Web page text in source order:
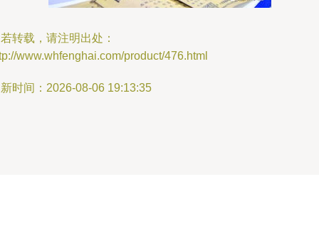
转载，请注明出处：
www.whfenghai.com/product/476.html
时间：2026-08-06 19:13:35